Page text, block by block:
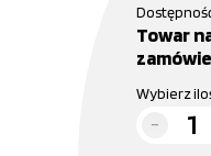
Towar
Wybierz